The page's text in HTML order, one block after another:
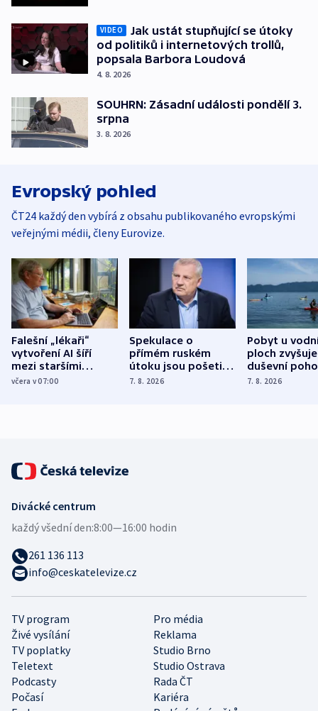
VIDEO
Jak ustát stupňující se útoky
od politiků i internetových trollů,
popsala Barbora Loudová
4. 8. 2026
SOUHRN: Zásadní události pondělí 3.
srpna
3. 8. 2026
Evropský pohled
ČT24 každý den vybírá z obsahu publikovaného evropskými
veřejnými médii, členy Eurovize.
Falešní „lékaři“
vytvoření AI šíří
mezi staršími
Poláky nebezpečné
včera v 07:00
Spekulace o
přímém ruském
útoku jsou pošetilé,
míní estonský
7. 8. 2026
Pobyt u
ploch zvyšuje
duševní
ukázala
7. 8. 2026
TV program
Pro média
Živé vysílání
Reklama
TV poplatky
Studio Brno
Teletext
Studio Ostrava
Podcasty
Rada ČT
Počasí
Kariéra
Divácké centrum
každý všední den:8:00—16:00 hodin
261 136 113
info@ceskatelevize.cz